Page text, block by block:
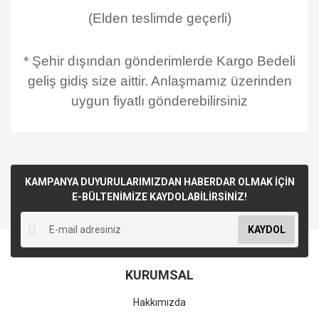
(Elden teslimde geçerli)
* Şehir dışından gönderimlerde Kargo Bedeli
geliş gidiş size aittir. Anlaşmamız üzerinden
uygun fiyatlı gönderebilirsiniz
KAMPANYA DUYURULARIMIZDAN HABERDAR OLMAK İÇİN
E-BÜLTENİMİZE KAYDOLABİLİRSİNİZ!
KAYDOL
KURUMSAL
Hakkımızda